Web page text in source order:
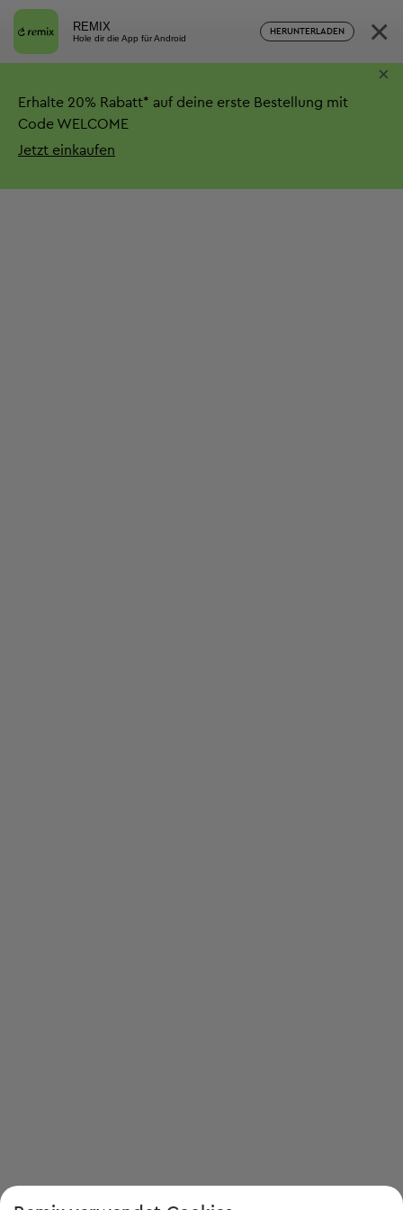
REMIX
Hole dir die App für Android
HERUNTERLADEN ×
Erhalte 20% Rabatt* auf deine erste Bestellung mit
Code WELCOME
Jetzt einkaufen
×